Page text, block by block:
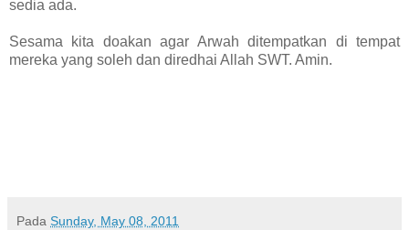
sedia ada.
Sesama kita doakan agar Arwah ditempatkan di tempat
mereka yang soleh dan diredhai Allah SWT. Amin.
Pada Sunday, May 08, 2011